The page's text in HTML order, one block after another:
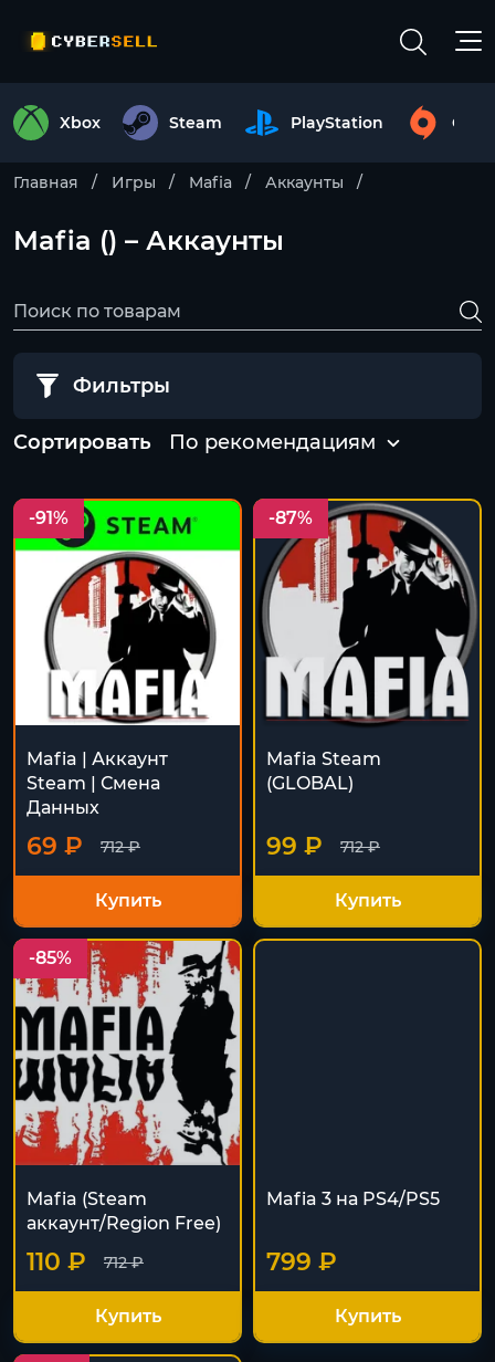
Xbox Steam PlayStation
Главная Игры Mafia Аккаунты
Mafia () – Аккаунты
Фильтры
Сортировать По рекомендациям
-91%
Mafia | Аккаунт
Steam | Смена
Данных
712 ₽
69 ₽
Купить
-87%
Mafia Steam
(GLOBAL)
712 ₽
99 ₽
Купить
-85%
Mafia (Steam
аккаунт/Region Free)
712 ₽
110 ₽
Купить
Mafia 3 на PS4/PS5
799 ₽
Купить